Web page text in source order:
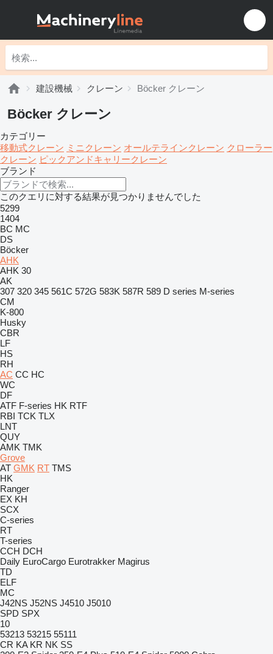
建設機械 クレーン Böcker クレーン
Böcker クレーン
カテゴリー
移動式クレーン ミニクレーン オールテラインクレーン クローラー
クレーン ピックアンドキャリークレーン
ブランド
このクエリに対する結果が見つかりませんでした
5299
1404
BC MC
DS
Böcker
AHK
AHK 30
AK
307 320 345 561C 572G 583K 587R 589 D series M-series
CM
K-800
Husky
CBR
LF
HS
RH
AC CC HC
WC
DF
ATF F-series HK RTF
RBI TCK TLX
LNT
QUY
AMK TMK
Grove
AT GMK RT TMS
HK
Ranger
EX KH
SCX
C-series
RT
T-series
CCH DCH
Daily EuroCargo Eurotrakker Magirus
TD
ELF
MC
J42NS J52NS J4510 J5010
SPD SPX
10
53213 53215 55111
CR KA KR NK SS